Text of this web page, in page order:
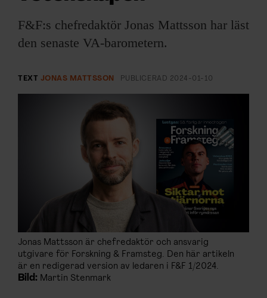
ARKIV & E-TIDNING
KONTAKTA F&F
SKRIV I F&F
PRENUMERERA PÅ F&F
ANNONSERA I F&F
OM F&F
F&F:s chefredaktör Jonas Mattsson har läst
den senaste VA-barometern.
TEXT JONAS MATTSSON PUBLICERAD 2024-01-10
Jonas Mattsson är chefredaktör och ansvarig
utgivare för Forskning & Framsteg. Den här artikeln
är en redigerad version av ledaren i F&F 1/2024.
Bild: Martin Stenmark